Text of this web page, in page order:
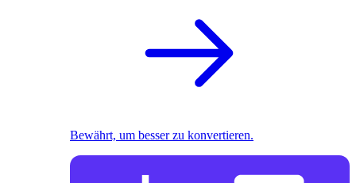
Bewährt, um besser zu konvertieren.